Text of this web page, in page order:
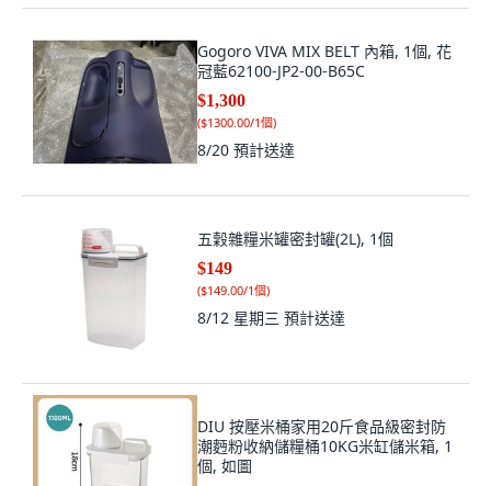
Gogoro VIVA MIX BELT 內箱, 1個, 花
冠藍62100-JP2-00-B65C
$1,300
($1300.00/1個)
8/20 預計送達
五穀雜糧米罐密封罐(2L), 1個
$149
($149.00/1個)
8/12 星期三 預計送達
DIU 按壓米桶家用20斤食品級密封防
潮麪粉收納儲糧桶10KG米缸儲米箱, 1
個, 如圖